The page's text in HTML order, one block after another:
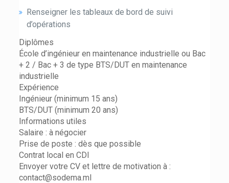
Renseigner les tableaux de bord de suivi
d’opérations
Diplômes
École d’ingénieur en maintenance industrielle ou Bac
+ 2 / Bac + 3 de type BTS/DUT en maintenance
industrielle
Expérience
Ingénieur (minimum 15 ans)
BTS/DUT (minimum 20 ans)
Informations utiles
Salaire : à négocier
Prise de poste : dès que possible
Contrat local en CDI
Envoyer votre CV et lettre de motivation à :
contact@sodema.ml